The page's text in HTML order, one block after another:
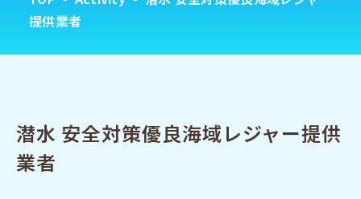
提供業者
潜水 安全対策優良海域レジャー提供
業者